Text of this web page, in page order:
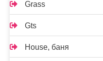
Grass
Gts
House, баня